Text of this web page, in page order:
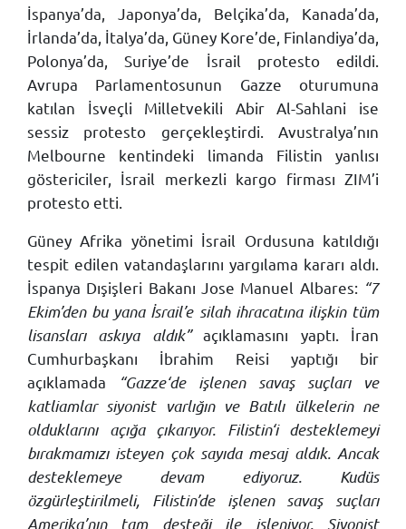
İspanya’da, Japonya’da, Belçika’da, Kanada’da,
İrlanda’da, İtalya’da, Güney Kore’de, Finlandiya’da,
Polonya’da, Suriye’de İsrail protesto edildi.
Avrupa Parlamentosunun Gazze oturumuna
katılan İsveçli Milletvekili Abir Al-Sahlani ise
sessiz protesto gerçekleştirdi. Avustralya’nın
Melbourne kentindeki limanda Filistin yanlısı
göstericiler, İsrail merkezli kargo firması ZIM’i
protesto etti.
Güney Afrika yönetimi İsrail Ordusuna katıldığı
tespit edilen vatandaşlarını yargılama kararı aldı.
İspanya Dışişleri Bakanı Jose Manuel Albares: “7
Ekim’den bu yana İsrail’e silah ihracatına ilişkin tüm
lisansları askıya aldık”açıklamasını yaptı. İran
Cumhurbaşkanı İbrahim Reisi yaptığı bir
açıklamada
“Gazze‘de işlenen savaş suçları ve
katliamlar siyonist varlığın ve Batılı ülkelerin ne
olduklarını açığa çıkarıyor. Filistin‘i desteklemeyi
bırakmamızı isteyen çok sayıda mesaj aldık. Ancak
desteklemeye devam ediyoruz. Kudüs
özgürleştirilmeli, Filistin’de işlenen savaş suçları
Amerika’nın tam desteği ile işleniyor. Siyonist